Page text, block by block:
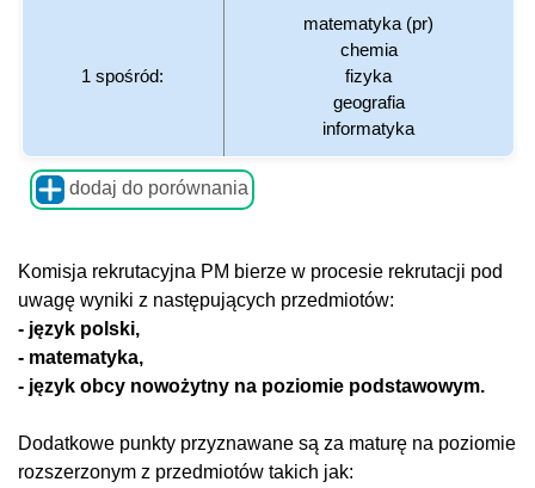
1 spośród:
matematyka (pr)
chemia
fizyka
geografia
informatyka
dodaj do porównania
Komisja rekrutacyjna PM bierze w procesie rekrutacji pod
uwagę wyniki z następujących przedmiotów:
- język polski,
- matematyka,
- język obcy nowożytny na poziomie podstawowym.
Dodatkowe punkty przyznawane są za maturę na poziomie
rozszerzonym z przedmiotów takich jak: